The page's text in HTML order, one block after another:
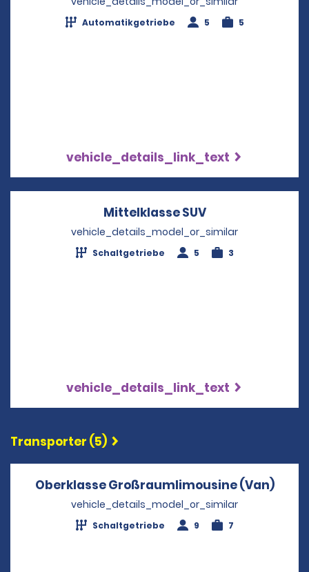
Automatikgetriebe 5 5
vehicle_details_link_text
Mittelklasse SUVOpens in a new
vehicle_details_model_or_similar
Schaltgetriebe 5 3
vehicle_details_link_text
Transporter (5)
Oberklasse Großraumlimousine (Van)
vehicle_details_model_or_similar
Schaltgetriebe 9 7